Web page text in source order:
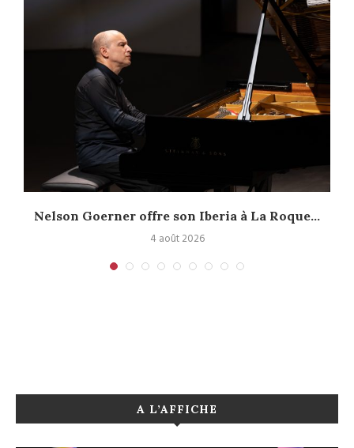
Nelson Goerner offre son Iberia à La Roque...
4 août 2026
A L’AFFICHE